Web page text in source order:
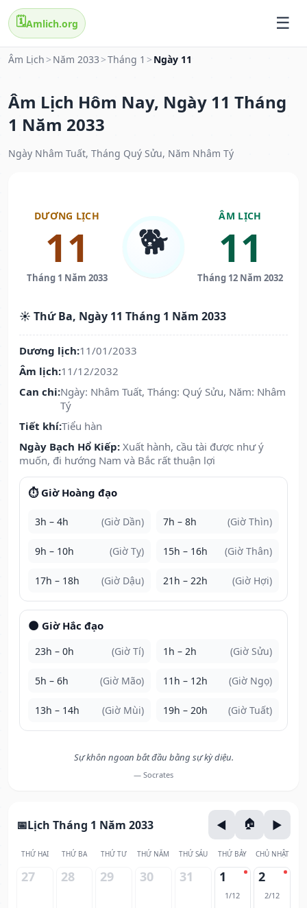
🗓️Amlich.org
Âm Lịch > Năm 2033 >Tháng 1 > Ngày 11
Âm Lịch Hôm Nay, Ngày 11 Tháng
1 Năm 2033
Ngày Nhâm Tuất, Tháng Quý Sửu, Năm Nhâm Tý
DƯƠNG LỊCH
11
Tháng 1 Năm 2033
🐕
ÂM LỊCH
11
Tháng 12 Năm 2032
☀️ Thứ Ba, Ngày 11 Tháng 1 Năm 2033
Dương lịch:11/01/2033
Âm lịch:11/12/2032
Can chi:Ngày: Nhâm Tuất, Tháng: Quý Sửu, Năm: Nhâm
Tý
Tiết khí:Tiểu hàn
Ngày Bạch Hổ Kiếp: Xuất hành, cầu tài được như ý
muốn, đi hướng Nam và Bắc rất thuận lợi
⏱️ Giờ Hoàng đạo
3h – 4h (Giờ Dần) 7h – 8h (Giờ Thìn)
9h – 10h (Giờ Tỵ) 15h – 16h (Giờ Thân)
17h – 18h (Giờ Dậu) 21h – 22h (Giờ Hợi)
🌑 Giờ Hắc đạo
23h – 0h (Giờ Tí) 1h – 2h (Giờ Sửu)
5h – 6h (Giờ Mão) 11h – 12h (Giờ Ngọ)
13h – 14h (Giờ Mùi) 19h – 20h (Giờ Tuất)
Sự khôn ngoan bắt đầu bằng sự kỳ diệu.
— Socrates
Lịch Tháng 1 Năm 2033
THỨ HAI THỨ BA THỨ TƯ THỨ NĂM THỨ SÁU THỨ BẢY CHỦ NHẬT
27 28 29 30 31 1
1/12
2
2/12